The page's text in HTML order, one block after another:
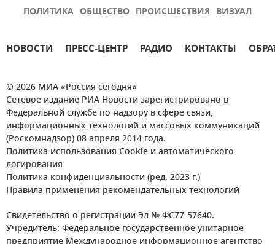
ПОЛИТИКА ОБЩЕСТВО ПРОИСШЕСТВИЯ ВИЗУАЛ
НОВОСТИ ПРЕСС-ЦЕНТР РАДИО КОНТАКТЫ
© 2026 МИА «Россия сегодня»
Сетевое издание РИА Новости зарегистрировано в
Федеральной службе по надзору в сфере связи,
информационных технологий и массовых коммуникаций
(Роскомнадзор) 08 апреля 2014 года.
Политика использования Cookie и автоматического
логирования
Политика конфиденциальности (ред. 2023 г.)
Правила применения рекомендательных технологий
Свидетельство о регистрации Эл № ФС77-57640.
Учредитель: Федеральное государственное унитарное